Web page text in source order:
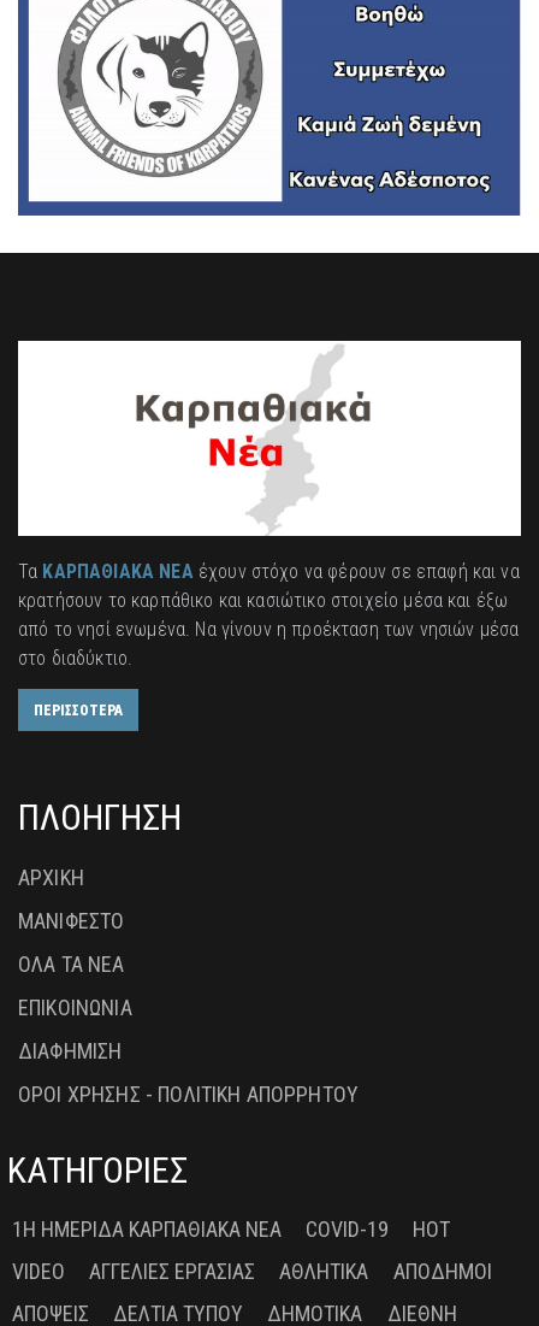
Τα ΚΑΡΠΑΘΙΑΚΑ ΝΕΑέχουν στόχο να φέρουν σε επαφή και να
κρατήσουν το καρπάθικο και κασιώτικο στοιχείο μέσα και έξω
από το νησί ενωμένα. Να γίνουν η προέκταση των νησιών μέσα
στο διαδύκτιο.
ΠΕΡΙΣΣΟΤΕΡΑ
ΠΛΟΗΓΗΣΗ
ΑΡΧΙΚΗ
ΜΑΝΙΦΕΣΤΟ
ΟΛΑ ΤΑ ΝΕΑ
ΕΠΙΚΟΙΝΩΝΙΑ
ΔΙΑΦΗΜΙΣΗ
ΟΡΟΙ ΧΡΗΣΗΣ - ΠΟΛΙΤΙΚΗ ΑΠΟΡΡΗΤΟΥ
ΚΑΤΗΓΟΡΙΕΣ
1Η ΗΜΕΡΊΔΑ ΚΑΡΠΑΘΙΑΚΆ ΝΈΑ COVID-19
HOT
VIDEO
ΑΓΓΕΛΊΕΣ ΕΡΓΑΣΊΑΣ ΑΘΛΗΤΙΚΆ
ΑΠΌΔΗΜΟΙ
ΑΠΌΨΕΙΣ
ΔΕΛΤΊΑ ΤΎΠΟΥ ΔΗΜΟΤΙΚΆ ΔΙΕΘΝΉ